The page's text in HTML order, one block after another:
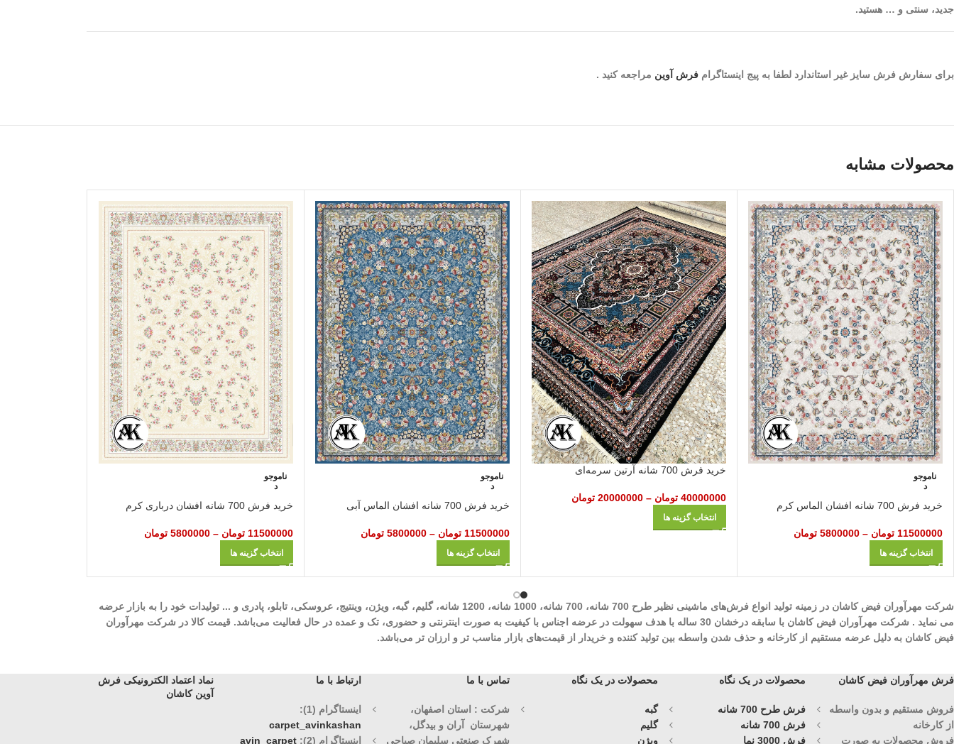
جدید، سنتی و … هستید.
برای سفارش فرش سایز غیر استاندارد لطفا به پیج اینستاگرام فرش آوین مراجعه کنید .
محصولات مشابه
ناموجو
د
خرید فرش 700 شانه افشان الماس کرم
11500000 تومان –
5800000 تومان
انتخاب گزینه ها
خرید فرش 700 شانه آرتین سرمه‌ای
40000000 تومان –
20000000 تومان
انتخاب گزینه ها
ناموجو
د
خرید فرش 700 شانه افشان الماس آبی
11500000 تومان –
5800000 تومان
انتخاب گزینه ها
ناموجو
د
خرید فرش 700 شانه افشان درباری کرم
11500000 تومان –
5800000 تومان
انتخاب گزینه ها
شرکت مهرآوران فیض کاشان در زمینه تولید انواع فرش‌های ماشینی نظیر طرح 700 شانه، 700 شانه، 1000 شانه، 1200 شانه، گلیم، گبه، ویژن، وینتیج، عروسکی، تابلو، پادری و ... تولیدات خود را به بازار عرضه
می نماید . شرکت مهرآوران فیض کاشان با سابقه درخشان 30 ساله با هدف سهولت در عرضه اجناس با کیفیت به صورت اینترنتی و حضوری، تک و عمده در حال فعالیت می‌باشد. قیمت کالا در شرکت مهرآوران
فیض کاشان به دلیل عرضه مستقیم از کارخانه و حذف شدن واسطه بین تولید کننده و خریدار از قیمت‌های بازار مناسب تر و ارزان تر می‌باشد.
فرش مهرآوران فیض کاشان
فروش مستقیم و بدون واسطه
از کارخانه
فروش محصولات به صورت
محصولات در یک نگاه
فرش طرح 700 شانه
فرش 700 شانه
فرش 3000 نما
محصولات در یک نگاه
گبه
گلیم
ویژن
تماس با ما
شرکت : استان اصفهان،
شهرستان آران و بیدگل،
شهرک صنعتی سلیمان صباحی
ارتباط با ما
اینستاگرام (1):
carpet_avinkashan
اینستاگرام (2):
avin_carpet
نماد اعتماد الکترونیکی فرش
آوین کاشان